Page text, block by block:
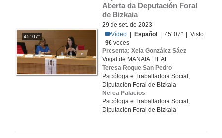
45' 07''
Aberta da Deputación Foral
de Bizkaia
29 de set. de 2023
Vídeo
Español
| 45' 07'' | Visto:
96 veces
Presenta: Xela González Sáez
Vogal de MANAIA. TEAF
Teresa Roque San Pedro
Psicóloga e Traballadora Social,
Diputación Foral de Bizkaia
Nerea Palacios
Psicóloga e Traballadora Social,
Diputación Foral de Bizkaia